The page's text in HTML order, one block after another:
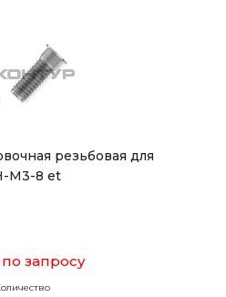
резьбовая для
M3-8 et
запросу